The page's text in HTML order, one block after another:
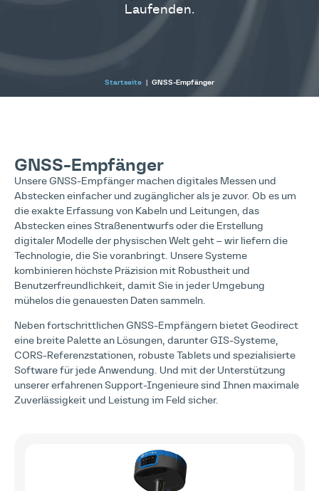
Laufenden.
Startseite GNSS-Empfänger
GNSS-Empfänger
Unsere GNSS-Empfänger machen digitales Messen und
Abstecken einfacher und zugänglicher als je zuvor. Ob es um
die exakte Erfassung von Kabeln und Leitungen, das
Abstecken eines Straßenentwurfs oder die Erstellung
digitaler Modelle der physischen Welt geht – wir liefern die
Technologie, die Sie voranbringt. Unsere Systeme
kombinieren höchste Präzision mit Robustheit und
Benutzerfreundlichkeit, damit Sie in jeder Umgebung
mühelos die genauesten Daten sammeln.
Neben fortschrittlichen GNSS-Empfängern bietet Geodirect
eine breite Palette an Lösungen, darunter GIS-Systeme,
CORS-Referenzstationen, robuste Tablets und spezialisierte
Software für jede Anwendung. Und mit der Unterstützung
unserer erfahrenen Support-Ingenieure sind Ihnen maximale
Zuverlässigkeit und Leistung im Feld sicher.